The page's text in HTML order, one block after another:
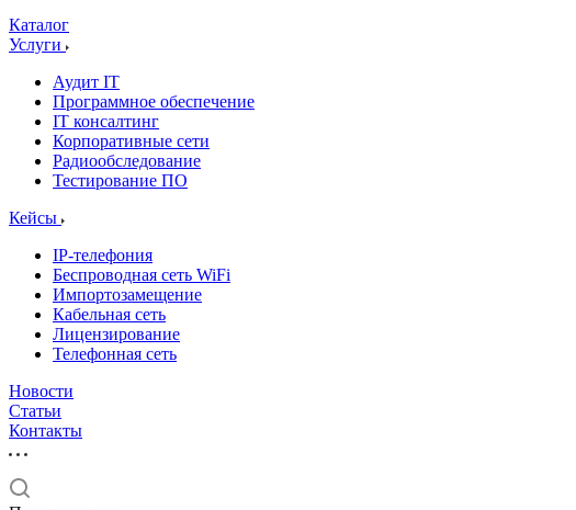
Каталог
Услуги
Аудит IT
Программное обеспечение
IT консалтинг
Корпоративные сети
Радиообследование
Тестирование ПО
Кейсы
IP-телефония
Беспроводная сеть WiFi
Импортозамещение
Кабельная сеть
Лицензирование
Телефонная сеть
Новости
Статьи
Контакты